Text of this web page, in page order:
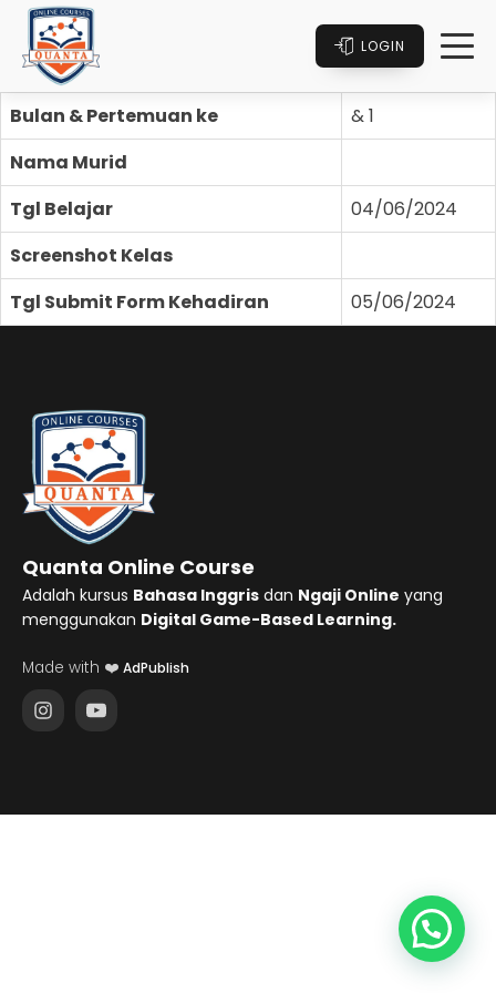
LOGIN
Bulan & Pertemuan ke
& 1
Nama Murid
Tgl Belajar
04/06/2024
Screenshot Kelas
Tgl Submit Form Kehadiran
05/06/2024
Quanta Online Course
Adalah kursus Bahasa Inggris dan Ngaji Online yang
menggunakan Digital Game-Based Learning.
Made with ❤️ AdPublish